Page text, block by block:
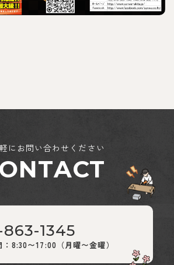
にお問い合わせください
863-1345
：8:30〜17:00（月曜〜金曜）